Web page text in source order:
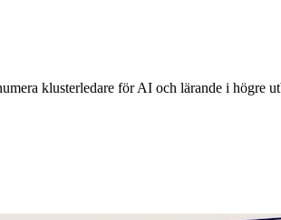
klusterledare för AI och lärande i högre